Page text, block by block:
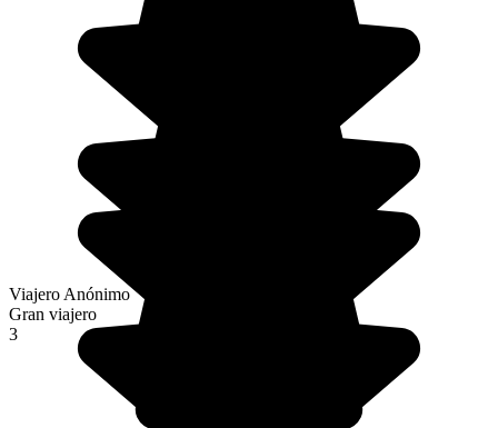
Viajero Anónimo
Gran viajero
3